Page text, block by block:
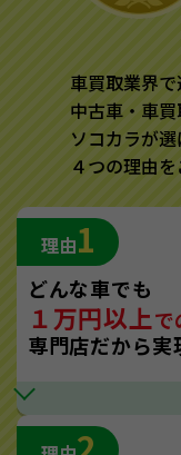
車買取業界で
中古車・車買
ソコカラが
４つの理由を
理由1
どんな車でも
１万円以上で
専門店だから